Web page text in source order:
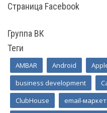
Страница Facebook
Группа ВК
Теги
AMBAR Android
business development
ClubHouse
email-